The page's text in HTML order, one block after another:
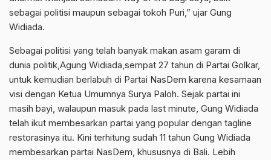
sebagai politisi maupun sebagai tokoh Puri,” ujar Gung
Widiada.
Sebagai politisi yang telah banyak makan asam garam di
dunia politik,Agung Widiada,sempat 27 tahun di Partai Golkar,
untuk kemudian berlabuh di Partai NasDem karena kesamaan
visi dengan Ketua Umumnya Surya Paloh. Sejak partai ini
masih bayi, walaupun masuk pada last minute, Gung Widiada
telah ikut membesarkan partai yang popular dengan tagline
restorasinya itu. Kini terhitung sudah 11 tahun Gung Widiada
membesarkan partai NasDem, khususnya di Bali. Lebih